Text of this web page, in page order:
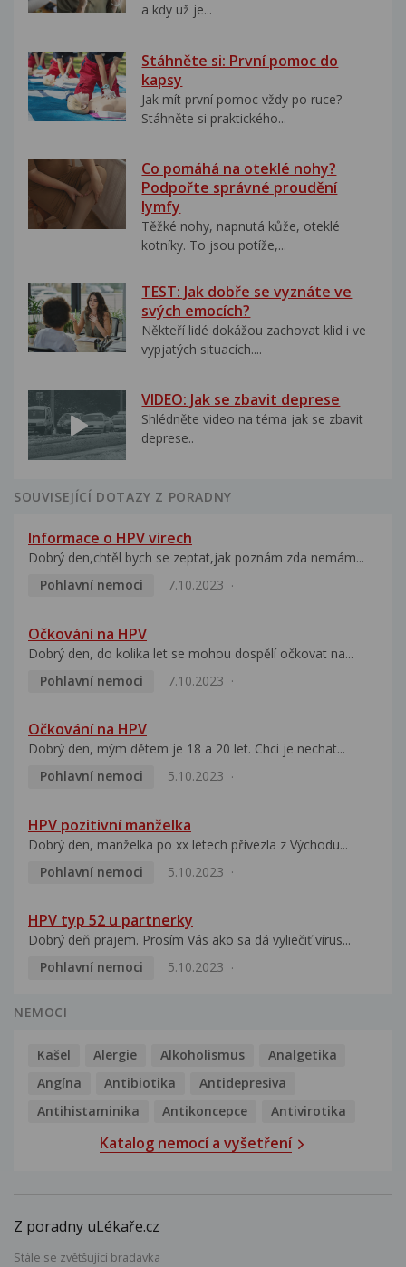
a kdy už je...
Stáhněte si: První pomoc do
kapsy
Jak mít první pomoc vždy po ruce?
Stáhněte si praktického...
Co pomáhá na oteklé nohy?
Podpořte správné proudění
lymfy
Těžké nohy, napnutá kůže, oteklé
kotníky. To jsou potíže,...
TEST: Jak dobře se vyznáte ve
svých emocích?
Někteří lidé dokážou zachovat klid i ve
vypjatých situacích....
VIDEO: Jak se zbavit deprese
Shlédněte video na téma jak se zbavit
deprese..
SOUVISEJÍCÍ DOTAZY Z PORADNY
Informace o HPV virech
Dobrý den,chtěl bych se zeptat,jak poznám zda nemám...
Pohlavní nemoci
7.10.2023
Očkování na HPV
Dobrý den, do kolika let se mohou dospělí očkovat na...
Pohlavní nemoci
7.10.2023
Očkování na HPV
Dobrý den, mým dětem je 18 a 20 let. Chci je nechat...
Pohlavní nemoci
5.10.2023
HPV pozitivní manželka
Dobrý den, manželka po xx letech přivezla z Východu...
Pohlavní nemoci
5.10.2023
HPV typ 52 u partnerky
Dobrý deň prajem. Prosím Vás ako sa dá vyliečiť vírus...
Pohlavní nemoci
5.10.2023
NEMOCI
Kašel Alergie Alkoholismus
Analgetika
Angína
Antibiotika
Antidepresiva
Antihistaminika
Antikoncepce Antivirotika
Katalog nemocí a vyšetření
Z poradny uLékaře.cz
Stále se zvětšující bradavka